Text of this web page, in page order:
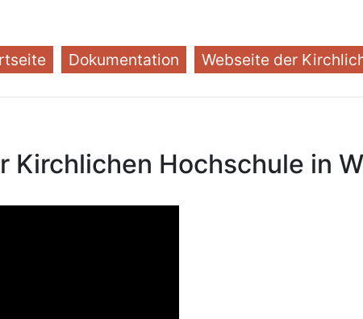
(current)
Dokumentation(current)
Webseite der
Kirchlichen Hochschule in